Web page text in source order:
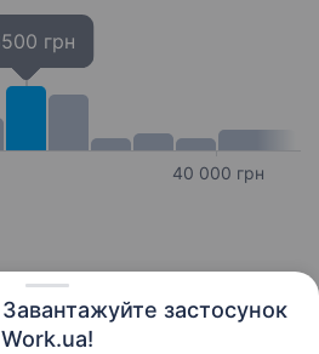
застосунок
Work.ua!
грн
40 000 грн